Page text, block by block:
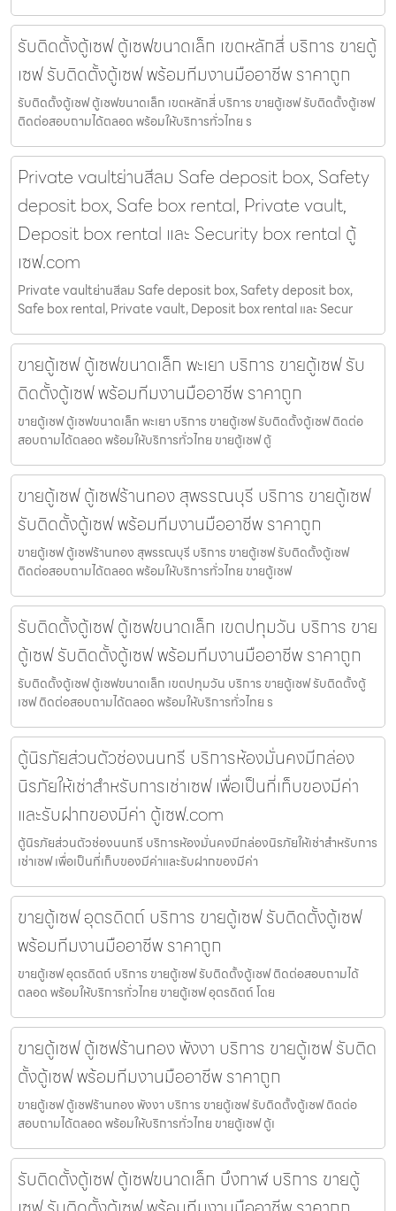
รับติดตั้งตู้เซฟ ตู้เซฟขนาดเล็ก เขตหลักสี่ บริการ ขายตู้
เซฟ รับติดตั้งตู้เซฟ พร้อมทีมงานมืออาชีพ ราคาถูก
รับติดตั้งตู้เซฟ ตู้เซฟขนาดเล็ก เขตหลักสี่ บริการ ขายตู้เซฟ รับติดตั้งตู้เซฟ
ติดต่อสอบถามได้ตลอด พร้อมให้บริการทั่วไทย ร
Private vaultย่านสีลม Safe deposit box, Safety
deposit box, Safe box rental, Private vault,
Deposit box rental และ Security box rental ตู้
เซฟ.com
Private vaultย่านสีลม Safe deposit box, Safety deposit box,
Safe box rental, Private vault, Deposit box rental และ Secur
ขายตู้เซฟ ตู้เซฟขนาดเล็ก พะเยา บริการ ขายตู้เซฟ รับ
ติดตั้งตู้เซฟ พร้อมทีมงานมืออาชีพ ราคาถูก
ขายตู้เซฟ ตู้เซฟขนาดเล็ก พะเยา บริการ ขายตู้เซฟ รับติดตั้งตู้เซฟ ติดต่อ
สอบถามได้ตลอด พร้อมให้บริการทั่วไทย ขายตู้เซฟ ตู้
ขายตู้เซฟ ตู้เซฟร้านทอง สุพรรณบุรี บริการ ขายตู้เซฟ
รับติดตั้งตู้เซฟ พร้อมทีมงานมืออาชีพ ราคาถูก
ขายตู้เซฟ ตู้เซฟร้านทอง สุพรรณบุรี บริการ ขายตู้เซฟ รับติดตั้งตู้เซฟ
ติดต่อสอบถามได้ตลอด พร้อมให้บริการทั่วไทย ขายตู้เซฟ
รับติดตั้งตู้เซฟ ตู้เซฟขนาดเล็ก เขตปทุมวัน บริการ ขาย
ตู้เซฟ รับติดตั้งตู้เซฟ พร้อมทีมงานมืออาชีพ ราคาถูก
รับติดตั้งตู้เซฟ ตู้เซฟขนาดเล็ก เขตปทุมวัน บริการ ขายตู้เซฟ รับติดตั้งตู้
เซฟ ติดต่อสอบถามได้ตลอด พร้อมให้บริการทั่วไทย ร
ตู้นิรภัยส่วนตัวช่องนนทรี บริการห้องมั่นคงมีกล่อง
นิรภัยให้เช่าสำหรับการเช่าเซฟ เพื่อเป็นที่เก็บของมีค่า
และรับฝากของมีค่า ตู้เซฟ.com
ตู้นิรภัยส่วนตัวช่องนนทรี บริการห้องมั่นคงมีกล่องนิรภัยให้เช่าสำหรับการ
เช่าเซฟ เพื่อเป็นที่เก็บของมีค่าและรับฝากของมีค่า
ขายตู้เซฟ อุตรดิตถ์ บริการ ขายตู้เซฟ รับติดตั้งตู้เซฟ
พร้อมทีมงานมืออาชีพ ราคาถูก
ขายตู้เซฟ อุตรดิตถ์ บริการ ขายตู้เซฟ รับติดตั้งตู้เซฟ ติดต่อสอบถามได้
ตลอด พร้อมให้บริการทั่วไทย ขายตู้เซฟ อุตรดิตถ์ โดย
ขายตู้เซฟ ตู้เซฟร้านทอง พังงา บริการ ขายตู้เซฟ รับติด
ตั้งตู้เซฟ พร้อมทีมงานมืออาชีพ ราคาถูก
ขายตู้เซฟ ตู้เซฟร้านทอง พังงา บริการ ขายตู้เซฟ รับติดตั้งตู้เซฟ ติดต่อ
สอบถามได้ตลอด พร้อมให้บริการทั่วไทย ขายตู้เซฟ ตู้เ
รับติดตั้งตู้เซฟ ตู้เซฟขนาดเล็ก บึงกาฬ บริการ ขายตู้